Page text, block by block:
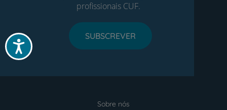
Acessibilidade
profissionais CUF.
SUBSCREVER
Sobre nós